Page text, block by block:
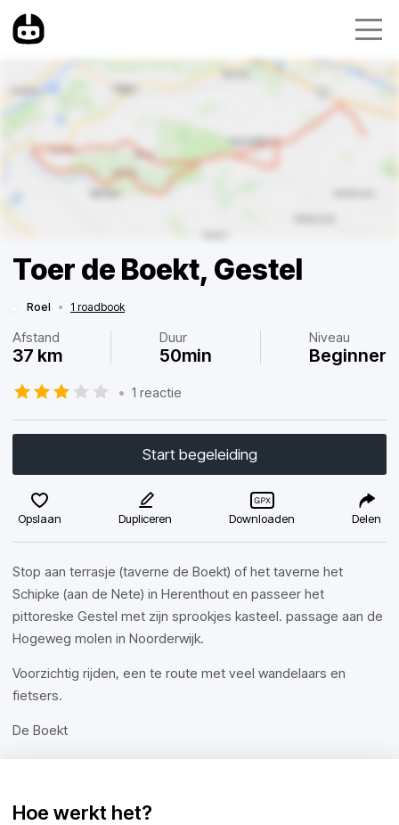
Toer de Boekt, Gestel
Roel • 1 roadbook
Afstand
37 km
Duur
50min
Niveau
Beginner
• 1 reactie
Start begeleiding
Opslaan Dupliceren Downloaden Delen
Stop aan terrasje (taverne de Boekt) of het taverne het
Schipke (aan de Nete) in Herenthout en passeer het
pittoreske Gestel met zijn sprookjes kasteel. passage aan de
Hogeweg molen in Noorderwijk.
Voorzichtig rijden, een te route met veel wandelaars en
fietsers.
De Boekt
Hoe werkt het?